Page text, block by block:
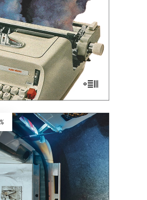
BOOK DO KOSZYKA
reportażu, a nie […]
zł 35.75zł
DO KOSZYKA
POGO